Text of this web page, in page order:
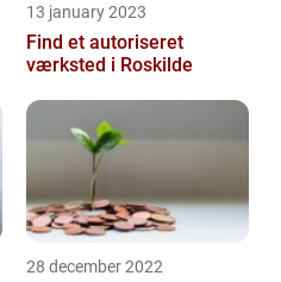
13 january 2023
Find et autoriseret
værksted i Roskilde
28 december 2022